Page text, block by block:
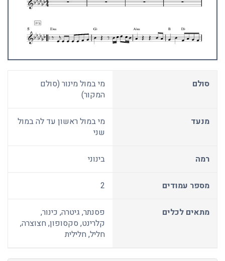
סולם
מי במול מינור (סולם
המקור)
מנעד
מי במול ראשון עד לה במול
שני
רמה בינוני
מספר עמודים 2
מתאים לכלים
פסנתר, גיטרה, כינור,
קלרינט, סקסופון, חצוצרה,
חליל, חלילית